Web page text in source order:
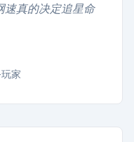
速真的决定追星命
家